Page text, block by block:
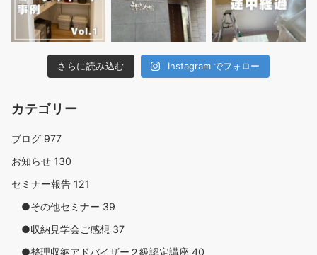
さらに読み込む Instagram でフォロー
カテゴリー
ブログ 977
お知らせ 130
セミナー報告 121
●その他セミナー 39
●収納見学会ご感想 37
●整理収納アドバイザー２級認定講座 40